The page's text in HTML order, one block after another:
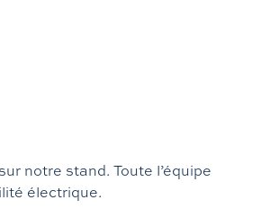
notre stand. Toute l’équipe
électrique.